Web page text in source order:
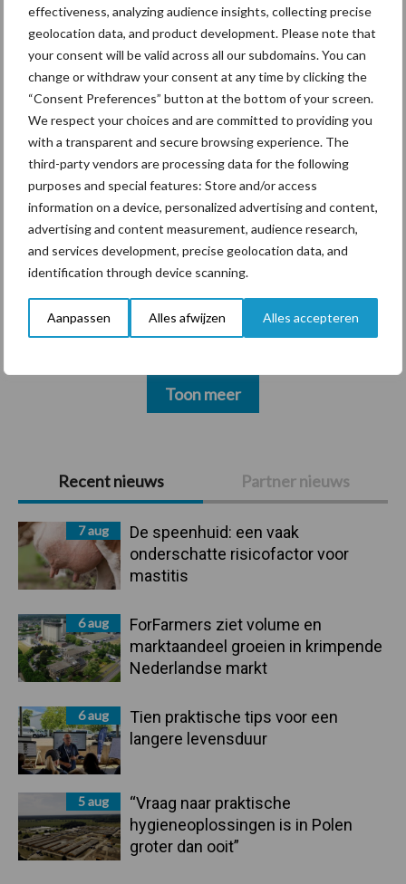
effectiveness, analyzing audience insights, collecting precise
geolocation data, and product development. Please note that
your consent will be valid across all our subdomains. You can
change or withdraw your consent at any time by clicking the
“Consent Preferences” button at the bottom of your screen.
We respect your choices and are committed to providing you
with a transparent and secure browsing experience. The
third-party vendors are processing data for the following
purposes and special features: Store and/or access
information on a device, personalized advertising and content,
advertising and content measurement, audience research,
and services development, precise geolocation data, and
identification through device scanning.
Aanpassen Alles afwijzen Alles accepteren
Primaire
Sidebar
Recent nieuws Partner nieuws
7 aug
De speenhuid: een vaak
onderschatte risicofactor voor
mastitis
6 aug
ForFarmers ziet volume en
marktaandeel groeien in krimpende
Nederlandse markt
6 aug
Tien praktische tips voor een
langere levensduur
5 aug
“Vraag naar praktische
hygieneoplossingen is in Polen
groter dan ooit”
Themapagina's
Diergezondheid Bemesting Fokkerij
Mastitis Hittestress
Toon meer